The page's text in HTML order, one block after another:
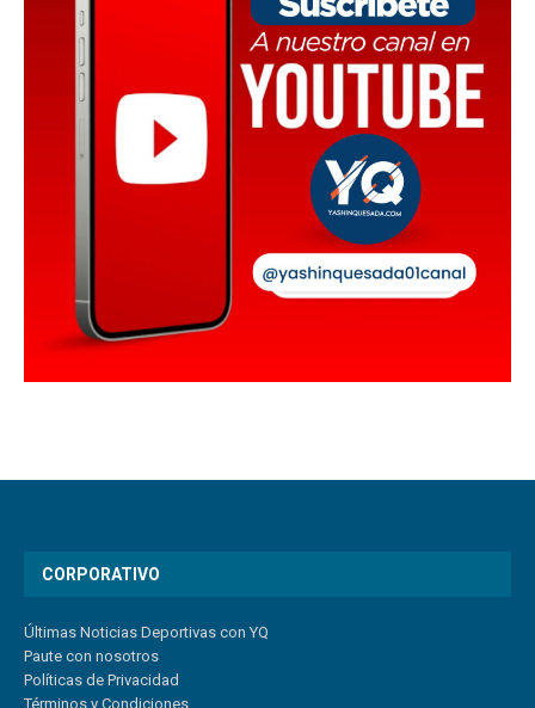
CORPORATIVO
Últimas Noticias Deportivas con YQ
Paute con nosotros
Políticas de Privacidad
Términos y Condiciones